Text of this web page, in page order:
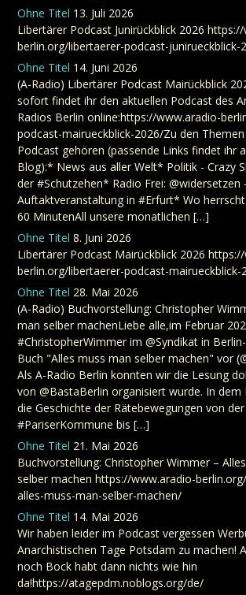
Ohne Titel 13. Juli 2026
Libertärer Podcast Junirückblick 2026
berlin.org/libertaerer-podcast-junirueckblick-
Ohne Titel 14. Juni 2026
(A-Radio) Libertärer Podcast Mairückblick
sofort findet ihr den aktuellen Podcast des
Radios Berlin online:https://www.aradio-
podcast-mairueckblick-2026/Zu den
Podcast gehören (passende Links findet ihr
Blog):* News aus aller Welt* Politik - Crazy
der #Schutzehen* Radio Frei: @widersetzen -
Auftaktveranstaltung in #Erfurt* Wo
60 MinutenAll unsere monatlichen […]
Ohne Titel 8. Juni 2026
Libertärer Podcast Mairückblick 2026
berlin.org/libertaerer-podcast-mairueckblick-
Ohne Titel 28. Mai 2026
(A-Radio) Buchvorstellung: Christopher
man selber machenLiebe alle,im Februar
#ChristopherWimmer im @Syndikat in
Buch "Alles muss man selber machen" vor
Als A-Radio Berlin konnten wir die Lesung
von @BastaBerlin organisiert wurde. In dem
die Geschichte der Rätebewegungen von der
#PariserKommune bis […]
Ohne Titel 21. Mai 2026
Buchvorstellung: Christopher Wimmer –
selber machen https://www.aradio-
alles-muss-man-selber-machen/
Ohne Titel 14. Mai 2026
Wir haben leider im Podcast vergessen
Anarchistischen Tage Potsdam zu machen!
noch Bock habt dann nichts wie hin
da!https://atagepdm.noblogs.org/de/